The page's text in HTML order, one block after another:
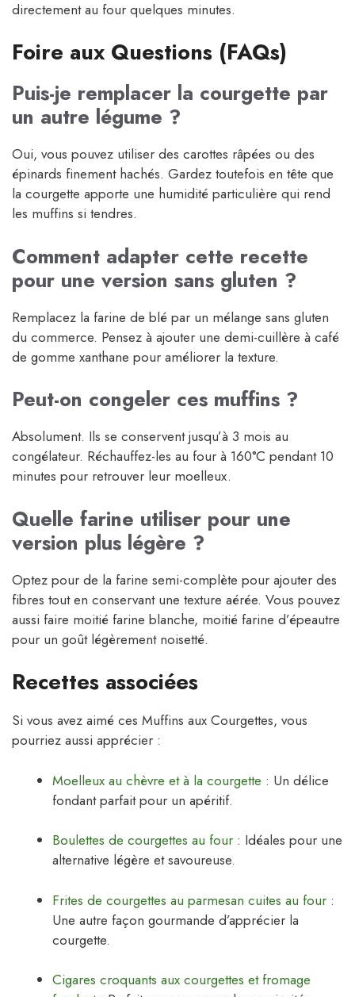
directement au four quelques minutes.
Foire aux Questions (FAQs)
Puis-je remplacer la courgette par
un autre légume ?
Oui, vous pouvez utiliser des carottes râpées ou des
épinards finement hachés. Gardez toutefois en tête que
la courgette apporte une humidité particulière qui rend
les muffins si tendres.
Comment adapter cette recette
pour une version sans gluten ?
Remplacez la farine de blé par un mélange sans gluten
du commerce. Pensez à ajouter une demi-cuillère à café
de gomme xanthane pour améliorer la texture.
Peut-on congeler ces muffins ?
Absolument. Ils se conservent jusqu’à 3 mois au
congélateur. Réchauffez-les au four à 160°C pendant 10
minutes pour retrouver leur moelleux.
Quelle farine utiliser pour une
version plus légère ?
Optez pour de la farine semi-complète pour ajouter des
fibres tout en conservant une texture aérée. Vous pouvez
aussi faire moitié farine blanche, moitié farine d’épeautre
pour un goût légèrement noisetté.
Recettes associées
Si vous avez aimé ces Muffins aux Courgettes, vous
pourriez aussi apprécier :
Moelleux au chèvre et à la courgette : Un délice
fondant parfait pour un apéritif.
Boulettes de courgettes au four : Idéales pour une
alternative légère et savoureuse.
Frites de courgettes au parmesan cuites au four :
Une autre façon gourmande d’apprécier la
courgette.
Cigares croquants aux courgettes et fromage